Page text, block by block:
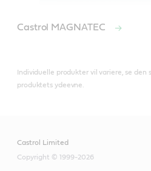
Castrol MAGNATEC
Individuelle produkter vil variere, se den
produktets ydeevne.
Castrol Limited
Copyright © 1999-2026